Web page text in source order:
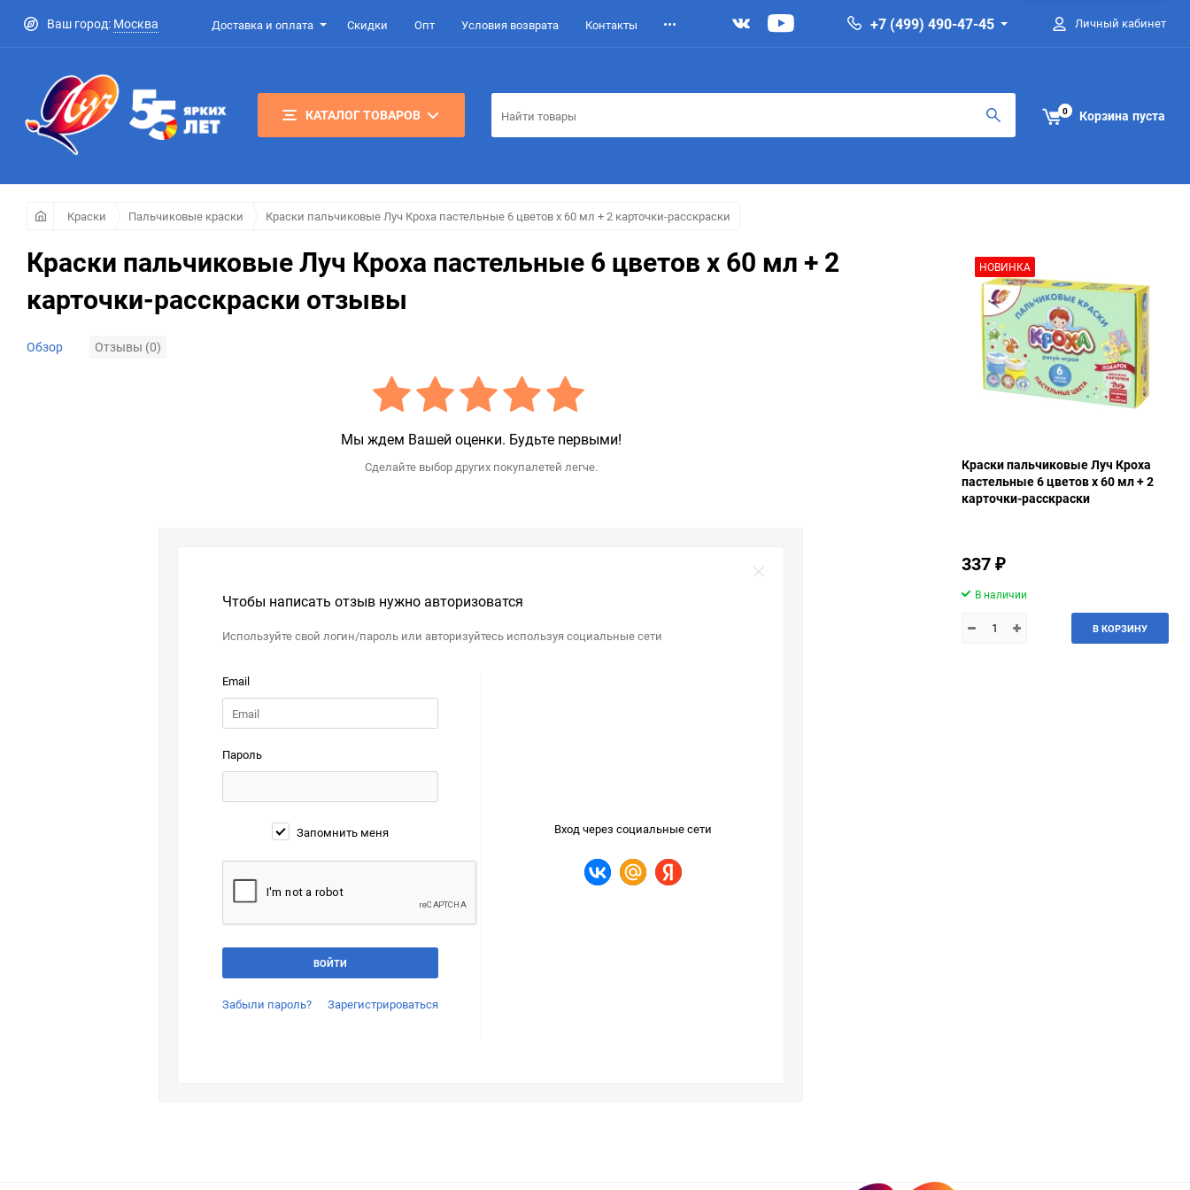
Ваш город: Москва Доставка и оплата Скидки Опт Условия возврата Контакты +7 (499) 490-47-45 Личный кабинет
КАТАЛОГ ТОВАРОВ 0 Корзина пуста
Краски Пальчиковые краски Краски пальчиковые Луч Кроха пастельные 6 цветов х 60 мл + 2 карточки-расскраски
Краски пальчиковые Луч Кроха пастельные 6 цветов х 60 мл + 2
карточки-расскраски отзывы
Обзор Отзывы (0)
Мы ждем Вашей оценки. Будьте первыми!
Сделайте выбор других покупалетей легче.
Чтобы написать отзыв нужно авторизоватся
Используйте свой логин/пароль или авторизуйтесь используя социальные сети
Email
Пароль
Запомнить меня
Забыли пароль? Зарегистрироваться
Вход через социальные сети
НОВИНКА
Краски пальчиковые Луч Кроха
пастельные 6 цветов х 60 мл + 2
карточки-расскраски
337 ₽
В наличии
В КОРЗИНУ